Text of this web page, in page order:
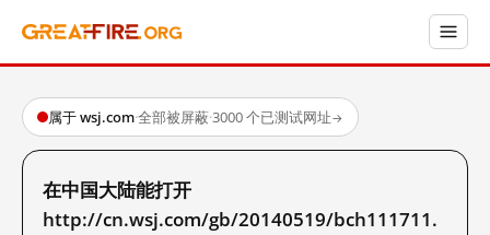
属于 wsj.com·全部被屏蔽·3000 个已测试网址→
在中国大陆能打开
http://cn.wsj.com/gb/20140519/bch111711.